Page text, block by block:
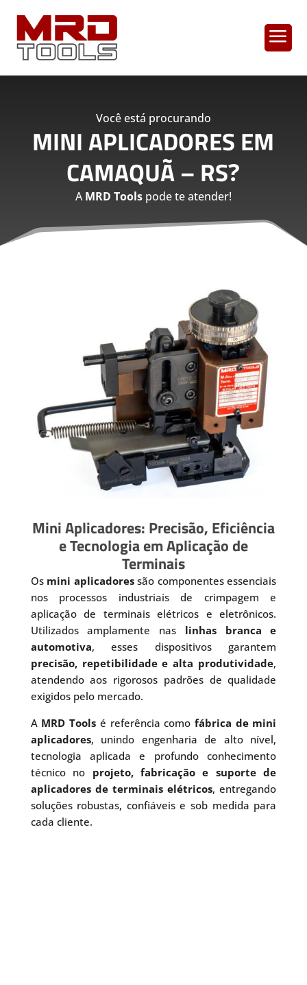
a
Você está procurando
MINI APLICADORES EM
CAMAQUÃ – RS?
AMRD Toolspode te atender!
Mini Aplicadores: Precisão, Eficiência
e Tecnologia em Aplicação de
Terminais
Os mini aplicadoressão componentes essenciais
nos processos industriais de crimpagem e
aplicação de terminais elétricos e eletrônicos.
Utilizados amplamente nas linhas branca e
automotiva, esses dispositivos garantem
precisão, repetibilidade e alta produtividade,
atendendo aos rigorosos padrões de qualidade
exigidos pelo mercado.
A MRD Tools é referência como fábrica de mini
aplicadores, unindo engenharia de alto nível,
tecnologia aplicada e profundo conhecimento
técnico no projeto, fabricação e suporte de
aplicadores de terminais elétricos, entregando
soluções robustas, confiáveis e sob medida para
cada cliente.